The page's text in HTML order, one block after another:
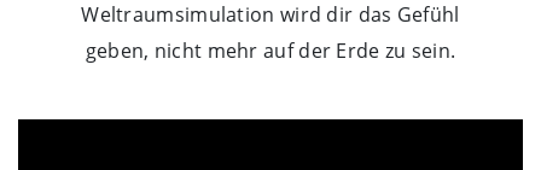
Weltraumsimulation wird dir das Gefühl
geben, nicht mehr auf der Erde zu sein.